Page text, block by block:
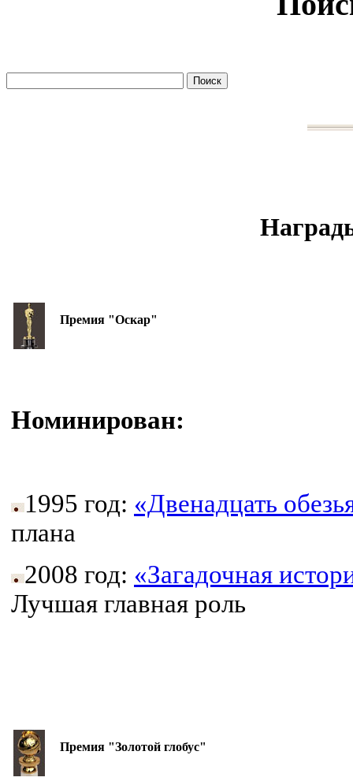
Премия "Оскар"
Номинирован:
1995 год: «Двенадцать
плана
2008 год: «Загадочная
Лучшая главная роль
Премия "Золотой глобус"